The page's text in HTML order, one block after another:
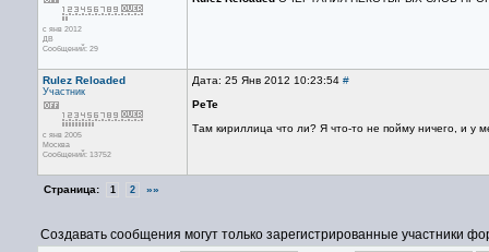
с янв 2012
ДВ
Сообщений: 29
Rulez Reloaded
Участник
с янв 2005
Москва
Сообщений: 13752
Дата: 25 Янв 2012 10:23:54 #
PeTe
Там кириллица что ли? Я что-то не пойму ничего, и у
Страница: 1 2 »»
Создавать сообщения могут только зарегистрированные участники